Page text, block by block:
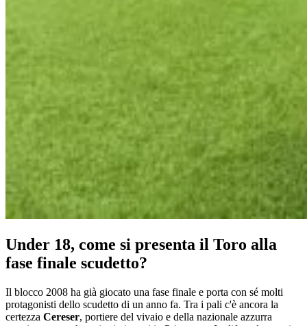
Under 18, come si presenta il Toro alla
fase finale scudetto?
Il blocco 2008 ha già giocato una fase finale e porta con sé molti
protagonisti dello scudetto di un anno fa. Tra i pali c'è ancora la
certezza Cereser, portiere del vivaio e della nazionale azzurra